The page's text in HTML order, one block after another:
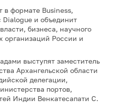
в формате Business,
и объединит
бизнеса, научного
организаций России и
выступят заместитель
Архангельской области
делегации,
портов,
Индии Венкатесапати С.